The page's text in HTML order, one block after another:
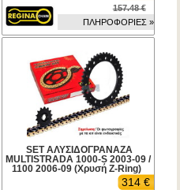
157.48 €
ΠΛΗΡΟΦΟΡΙΕΣ »
SET ΑΛΥΣΙΔΟΓΡΑΝΑΖΑ
MULTISTRADA 1000-S 2003-09 /
1100 2006-09 (Χρυσή Z-Ring)
314 €